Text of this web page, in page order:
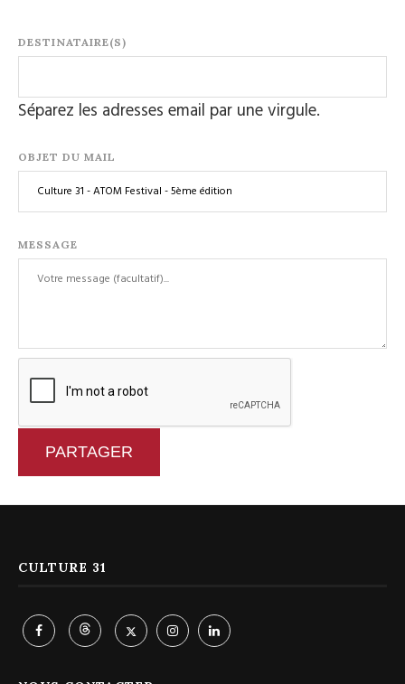
DESTINATAIRE(S)
Séparez les adresses email par une virgule.
OBJET DU MAIL
MESSAGE
PARTAGER
CULTURE 31